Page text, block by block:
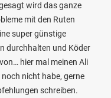
wird das ganze
mit den Ruten
super günstige
durchhalten und Köder
hier mal meinen Ali
nicht habe, gerne
schreiben.